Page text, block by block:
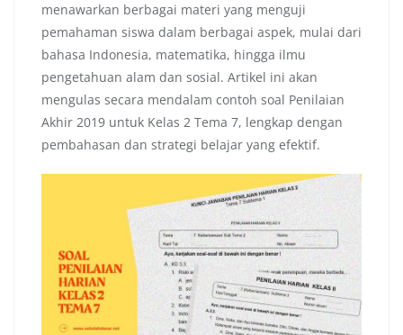
menawarkan berbagai materi yang menguji
pemahaman siswa dalam berbagai aspek, mulai dari
bahasa Indonesia, matematika, hingga ilmu
pengetahuan alam dan sosial. Artikel ini akan
mengulas secara mendalam contoh soal Penilaian
Akhir 2019 untuk Kelas 2 Tema 7, lengkap dengan
pembahasan dan strategi belajar yang efektif.